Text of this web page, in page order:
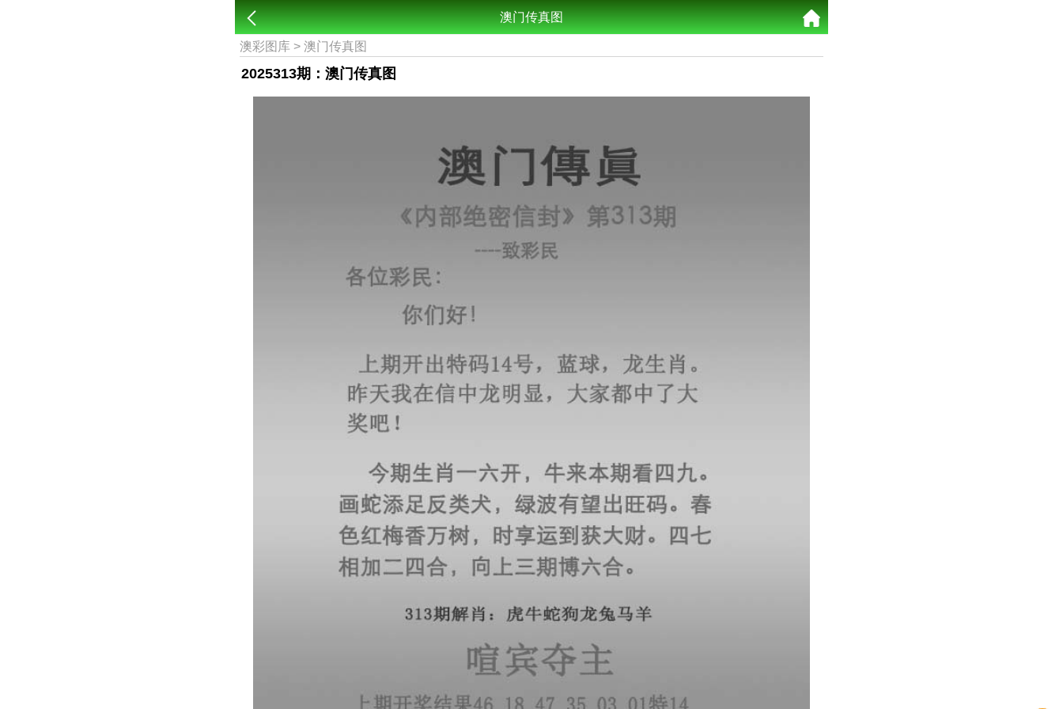
澳门传真图
澳彩图库 >澳门传真图
2025313期：澳门传真图